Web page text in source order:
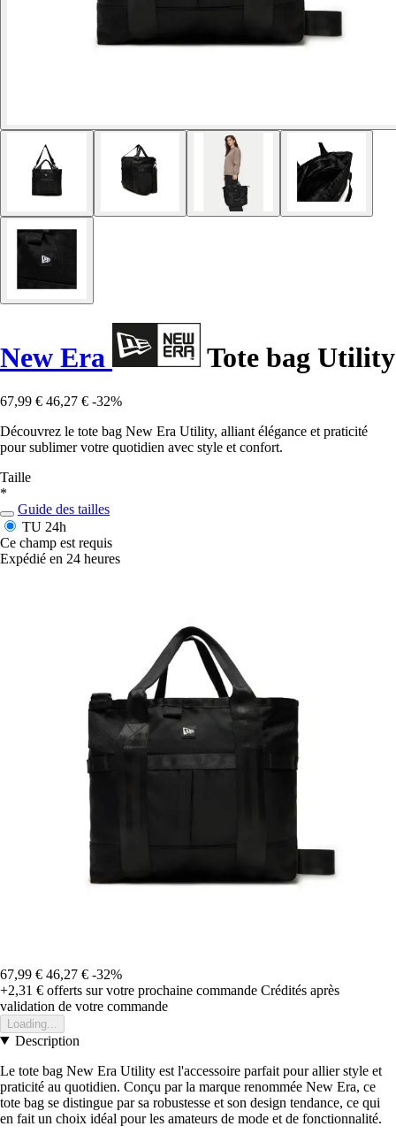
New Era Tote bag Utility
67,99 € 46,27 € -32%
Découvrez le tote bag New Era Utility, alliant élégance et praticité
pour sublimer votre quotidien avec style et confort.
Taille
*
Guide des tailles
TU 24h
Ce champ est requis
Expédié en 24 heures
67,99 € 46,27 € -32%
+2,31 € offerts sur votre prochaine commande Crédités après
validation de votre commande
Loading...
Description
Le tote bag New Era Utility est l'accessoire parfait pour allier style et
praticité au quotidien. Conçu par la marque renommée New Era, ce
tote bag se distingue par sa robustesse et son design tendance, ce qui
en fait un choix idéal pour les amateurs de mode et de fonctionnalité.